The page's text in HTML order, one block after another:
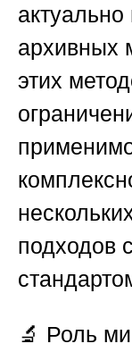
архивных
этих
подходов
🔬 Роль